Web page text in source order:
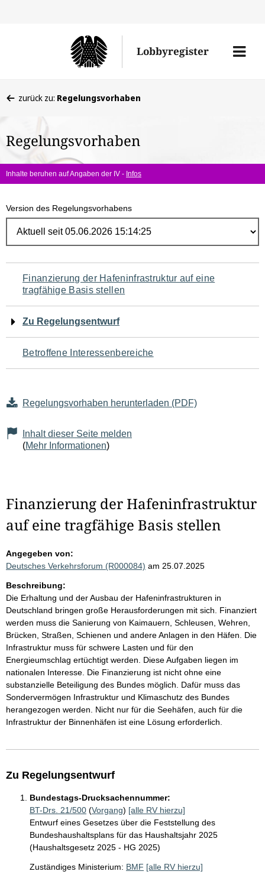
Lobbyregister
Menü
befinden
hier:
zurück zu: Regelungsvorhaben
Regelungsvorhaben
Inhalte beruhen auf Angaben der IV - Infos
Version des Regelungsvorhabens
Navigation
für
den
Seiteninhalt
Finanzierung der Hafeninfrastruktur auf eine
tragfähige Basis stellen
Zu Regelungsentwurf
Betroffene Interessenbereiche
Regelungsvorhaben herunterladen (PDF)
Inhalt dieser Seite melden
(Mehr Informationen)
Finanzierung der Hafeninfrastruktur
auf eine tragfähige Basis stellen
Angegeben von:
Deutsches Verkehrsforum (R000084) am 25.07.2025
Beschreibung:
Die Erhaltung und der Ausbau der Hafeninfrastrukturen in
Deutschland bringen große Herausforderungen mit sich. Finanziert
werden muss die Sanierung von Kaimauern, Schleusen, Wehren,
Brücken, Straßen, Schienen und andere Anlagen in den Häfen. Die
Infrastruktur muss für schwere Lasten und für den
Energieumschlag ertüchtigt werden. Diese Aufgaben liegen im
nationalen Interesse. Die Finanzierung ist nicht ohne eine
substanzielle Beteiligung des Bundes möglich. Dafür muss das
Sondervermögen Infrastruktur und Klimaschutz des Bundes
herangezogen werden. Nicht nur für die Seehäfen, auch für die
Infrastruktur der Binnenhäfen ist eine Lösung erforderlich.
Zu Regelungsentwurf
Bundestags-Drucksachennummer:
BT-Drs. 21/500 (Vorgang) [alle RV hierzu]
Entwurf eines Gesetzes über die Feststellung des
Bundeshaushaltsplans für das Haushaltsjahr 2025
(Haushaltsgesetz 2025 - HG 2025)
Zuständiges Ministerium: BMF [alle RV hierzu]